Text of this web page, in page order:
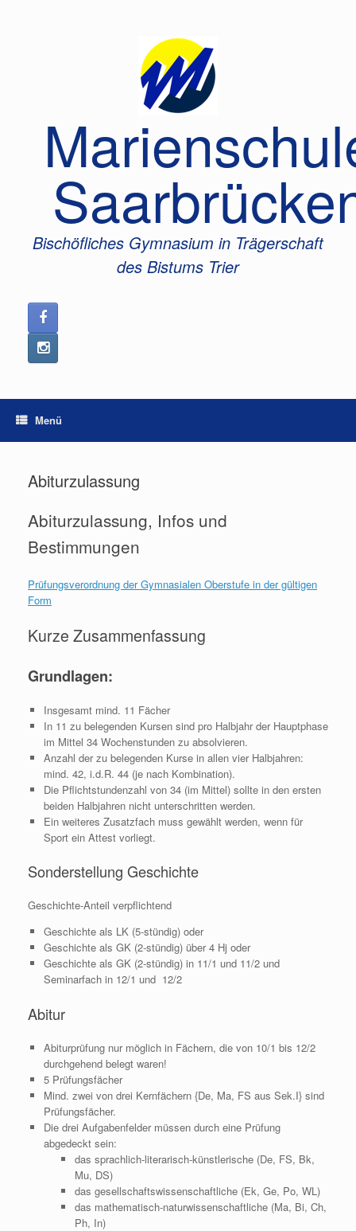
Bischöfliches Gymnasium in Trägerschaft
des Bistums Trier
Menü
Abiturzulassung
Abiturzulassung, Infos und
Bestimmungen
Prüfungsverordnung der Gymnasialen Oberstufe in der gültigen
Form
Kurze Zusammenfassung
Grundlagen:
Insgesamt mind. 11 Fächer
In 11 zu belegenden Kursen sind pro Halbjahr der Hauptphase
im Mittel 34 Wochenstunden zu absolvieren.
Anzahl der zu belegenden Kurse in allen vier Halbjahren:
mind. 42, i.d.R. 44 (je nach Kombination).
Die Pflichtstundenzahl von 34 (im Mittel) sollte in den ersten
beiden Halbjahren nicht unterschritten werden.
Ein weiteres Zusatzfach muss gewählt werden, wenn für
Sport ein Attest vorliegt.
Sonderstellung Geschichte
Geschichte-Anteil verpflichtend
Geschichte als LK (5-stündig) oder
Geschichte als GK (2-stündig) über 4 Hj oder
Geschichte als GK (2-stündig) in 11/1 und 11/2 und
Seminarfach in 12/1 und 12/2
Abitur
Abiturprüfung nur möglich in Fächern, die von 10/1 bis 12/2
durchgehend belegt waren!
5 Prüfungsfächer
Mind. zwei von drei Kernfächern {De, Ma, FS aus Sek.I} sind
Prüfungsfächer.
Die drei Aufgabenfelder müssen durch eine Prüfung
abgedeckt sein:
das sprachlich-literarisch-künstlerische (De, FS, Bk,
Mu, DS)
das gesellschaftswissenschaftliche (Ek, Ge, Po, WL)
das mathematisch-naturwissenschaftliche (Ma, Bi, Ch,
Ph, In)